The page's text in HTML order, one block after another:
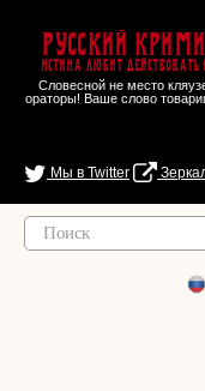
Русский
Истина любит действовать
Словесной не место
ораторы! Ваше слово
Мы в Twitter